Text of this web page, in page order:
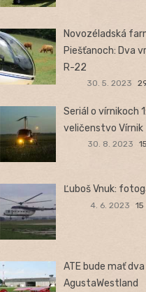
Novozéladská
Piešťanoch: Dva
R-22
30. 5. 2023
Seriál o vírnikoch
veličenstvo Vírnik
30. 8. 2023
Ľuboš Vnuk:
4. 6. 2023
ATE bude mať
AgustaWestland